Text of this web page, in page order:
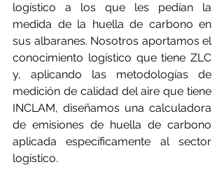
logístico a los que les pedían la
medida de la huella de carbono en
sus albaranes. Nosotros aportamos el
conocimiento logístico que tiene ZLC
y, aplicando las metodologías de
medición de calidad del aire que tiene
INCLAM, diseñamos una calculadora
de emisiones de huella de carbono
aplicada específicamente al sector
logístico.